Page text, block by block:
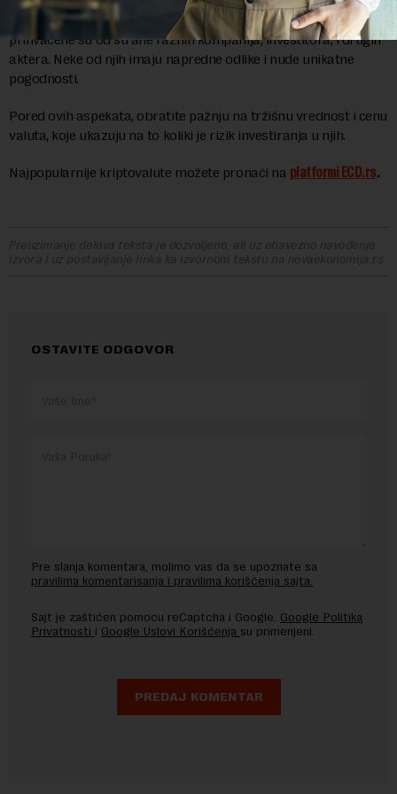
investicionoj odluci. One uživaju značajno poverenje potrošača i
prihvaćene su od strane raznih kompanija, investitora, i drugih
aktera. Neke od njih imaju napredne odlike i nude unikatne
pogodnosti.
Pored ovih aspekata, obratite pažnju na tržišnu vrednost i cenu
valuta, koje ukazuju na to koliki je rizik investiranja u njih.
Najpopularnije kriptovalute možete pronaći na platformi ECD.rs.
Preuzimanje delova teksta je dozvoljeno, ali uz obavezno navođenje
izvora i uz postavljanje linka ka izvornom tekstu na novaekonomija.rs
OSTAVITE ODGOVOR
Pre slanja komentara, molimo vas da se upoznate sa
pravilima komentarisanja i pravilima korišćenja sajta.
Sajt je zaštićen pomocu reCaptcha i Google. Google Politika
Privatnosti i Google Uslovi Korišćenja su primenjeni.